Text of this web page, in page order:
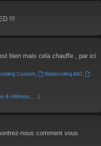
!!!
bien mais cela chauffe , par ici
Custom, Watercoling AIO
& référenc…
nous comment vous